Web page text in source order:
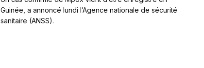
Guinée, a annoncé lundi l’Agence nationale de sécurité
sanitaire (ANSS).